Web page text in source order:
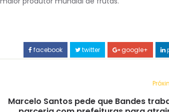
facebook twitter google+
Marcelo Santos pede que Bandes